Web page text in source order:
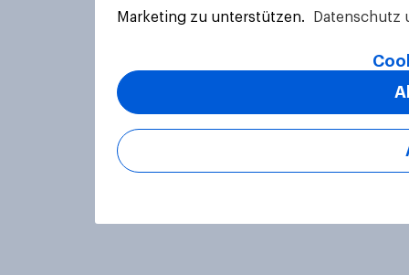
Marketing zu unterstützen.
Datenschutz